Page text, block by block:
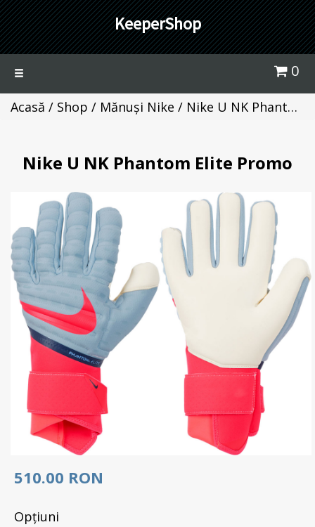
KeeperShop
Toggle
0
Acasă / Shop / Mănuși Nike / Nike U NK Phantom Elite Promo
Nike U NK Phantom Elite Promo
510.00 RON
Opţiuni